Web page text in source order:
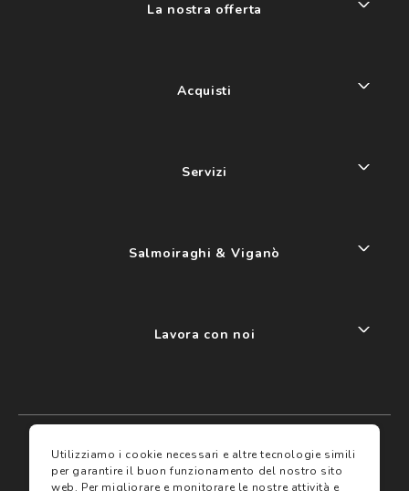
I miei preferiti
La nostra offerta
Acquisti
Servizi
Salmoiraghi & Viganò
Lavora con noi
Utilizziamo i cookie necessari e altre tecnologie simili
per garantire il buon funzionamento del nostro sito
web. Per migliorare e monitorare le nostre attività e